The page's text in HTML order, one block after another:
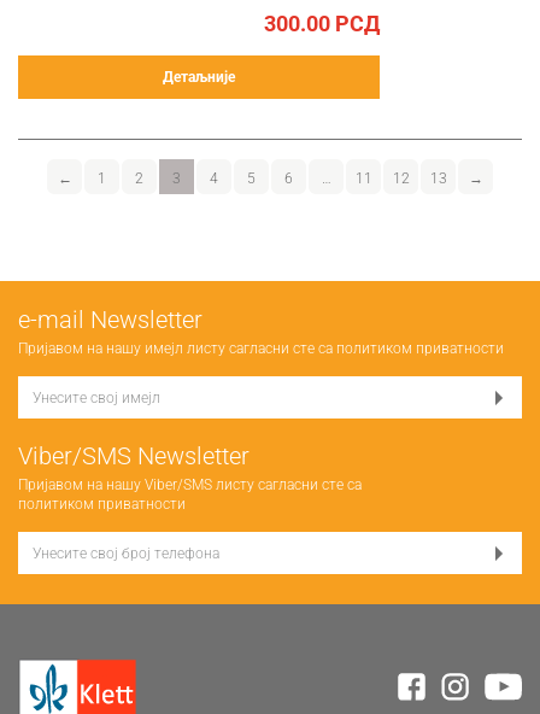
300.00 РСД
Детаљније
← 1 2 3 4 5 6 11 12 13 →
е-mail Newsletter
Пријавом на нашу имејл листу сагласни сте са политиком приватности
Viber/SMS Newsletter
Пријавом на нашу Viber/SMS листу сагласни сте са
политиком приватности